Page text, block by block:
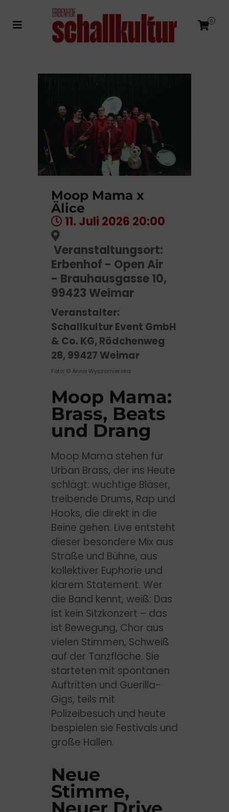
0
Moop Mama x
Älice
11. Juli 2026 20:00
Veranstaltungsort:
Erbenhof - Open Air
- Brauhausgasse 10,
99423 Weimar
Veranstalter:
Schallkultur Event GmbH
& Co. KG, Rödchenweg
28, 99427 Weimar
Foto: © Anna Wyszomierska
Moop Mama:
Brass, Beats
und Drang
Moop Mama stehen für
Urban Brass, der ins Heute
schlägt: wuchtige Bläser,
treibende Drums, Rap und
Hooks, die direkt in die
Beine gehen. Live entsteht
dieser besondere Mix aus
Straße und Bühne, aus
kollektiver Euphorie und
klarem Statement. Wer
die Band kennt, weiß: Das
ist kein Sitzkonzert – das
ist Bewegung, Chor aus
vielen Stimmen, Schweiß
auf der Tanzfläche. Sie
starteten mit spontanen
Auftritten und Guerilla-
Gigs, teils mit
Polizeibesuch und heute
bespielen sie Festivals und
große Hallen.
Neue
Stimme,